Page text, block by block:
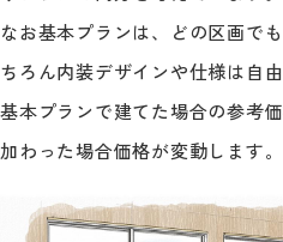
なお基本プランは、どの区画で
ちろん内装デザインや仕様は自
基本プランで建てた場合の参考
加わった場合価格が変動します。